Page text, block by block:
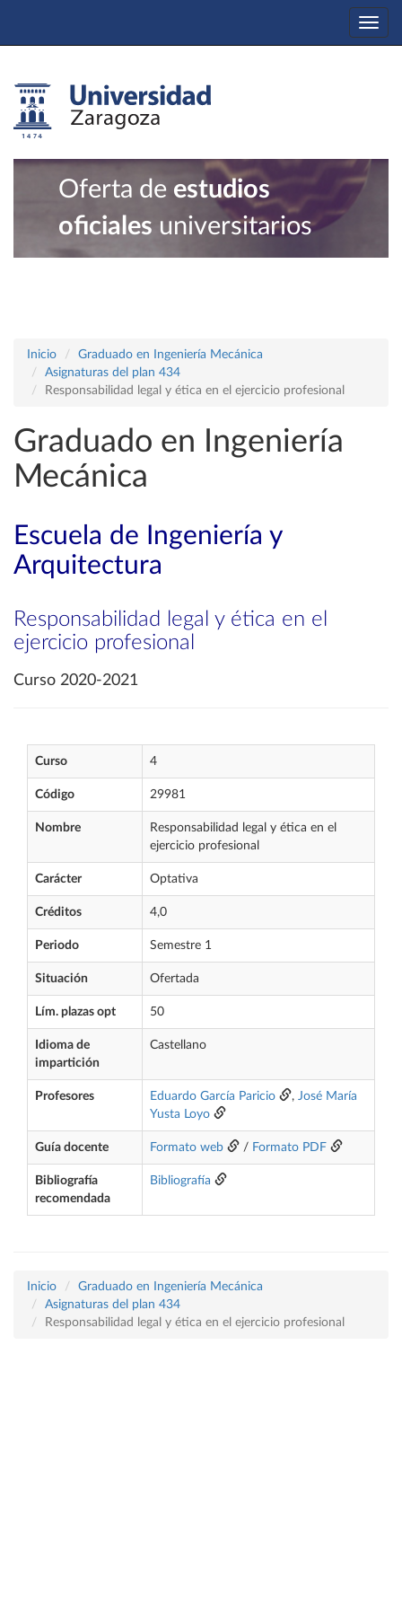
Oferta de estudios
oficiales universitarios
Inicio
Graduado en Ingeniería Mecánica
Asignaturas del plan 434
Responsabilidad legal y ética en el ejercicio profesional
Graduado en Ingeniería
Mecánica
Escuela de Ingeniería y
Arquitectura
Responsabilidad legal y ética en el
ejercicio profesional
Curso 2020-2021
Curso 4
Código 29981
Nombre
Responsabilidad legal y ética en el
ejercicio profesional
Carácter Optativa
Créditos 4,0
Periodo Semestre 1
Situación Ofertada
Lím. plazas opt 50
Idioma de
impartición
Castellano
Profesores Eduardo García Paricio , José María
Yusta Loyo
Guía docente Formato web / Formato PDF
Bibliografía
recomendada
Bibliografía
Inicio
Graduado en Ingeniería Mecánica
Asignaturas del plan 434
Responsabilidad legal y ética en el ejercicio profesional